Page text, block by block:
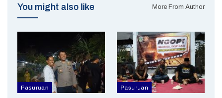
You might also like More From Author
Pasuruan Pasuruan